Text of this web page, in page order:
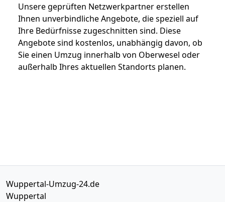
Unsere geprüften Netzwerkpartner erstellen
Ihnen unverbindliche Angebote, die speziell auf
Ihre Bedürfnisse zugeschnitten sind. Diese
Angebote sind kostenlos, unabhängig davon, ob
Sie einen Umzug innerhalb von Oberwesel oder
außerhalb Ihres aktuellen Standorts planen.
Wuppertal-Umzug-24.de
Wuppertal